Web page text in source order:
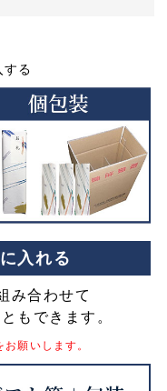
る
入れる
み合わせて
もできます。
願いします。